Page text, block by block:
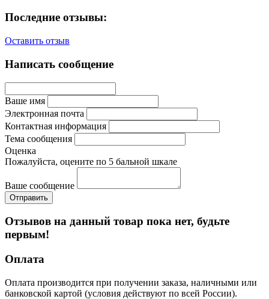
Последние отзывы:
Оставить отзыв
Написать сообщение
Ваше имя
Электронная почта
Контактная информация
Тема сообщения
Оценка
Пожалуйста, оцените по 5 бальной шкале
Ваше сообщение
Отзывов на данный товар пока нет, будьте
первым!
Оплата
Оплата производится при получении заказа, наличными или
банковской картой (условия действуют по всей России).